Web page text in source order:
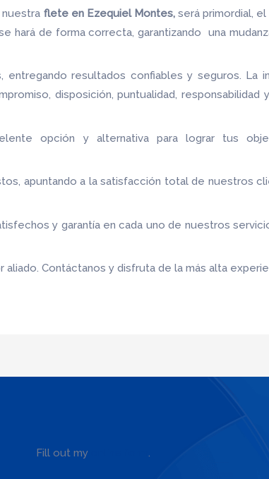
flete en Ezequiel Montes,será primordial,
hará de forma correcta, garantizando una
entregando resultados confiables y seguros. La
disposición, puntualidad, responsabilidad
opción y alternativa para lograr tus
apuntando a la satisfacción total de nuestros
y garantía en cada uno de nuestros
aliado.Contáctanos y disfruta de la más alta
Fill out my .